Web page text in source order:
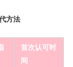
方法
首次认可时
间